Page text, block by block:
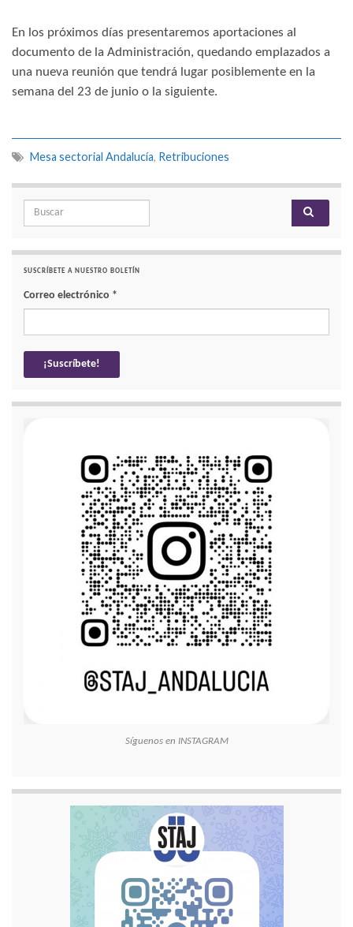
En los próximos días presentaremos aportaciones al
documento de la Administración, quedando emplazados a
una nueva reunión que tendrá lugar posiblemente en la
semana del 23 de junio o la siguiente.
Mesa sectorial Andalucía, Retribuciones
Search for:
SUSCRÍBETE A NUESTRO BOLETÍN
Correo electrónico *
Síguenos en INSTAGRAM